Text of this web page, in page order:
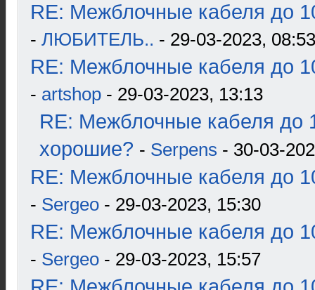
RE: Межблочные кабеля до
- ЛЮБИТЕЛЬ.. - 29-03-2023, 08:53
RE: Межблочные кабеля до
- artshop - 29-03-2023, 13:13
RE: Межблочные кабеля до
хорошие? - Serpens - 30-03-
RE: Межблочные кабеля до
- Sergeo - 29-03-2023, 15:30
RE: Межблочные кабеля до
- Sergeo - 29-03-2023, 15:57